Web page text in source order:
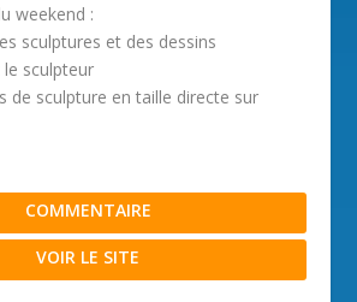
weekend :
sculptures et des dessins
sculpteur
de sculpture en taille directe sur
COMMENTAIRE
VOIR LE SITE